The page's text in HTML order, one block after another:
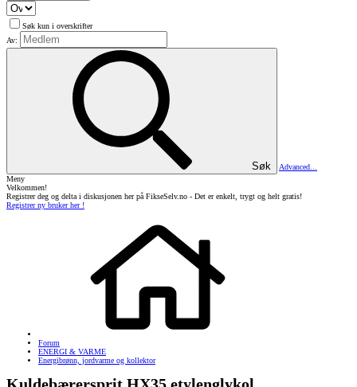
Søk kun i overskrifter
Av:
Søk
Advanced...
Meny
Velkommen!
Registrer deg og delta i diskusjonen her på FikseSelv.no - Det er enkelt, trygt og helt gratis!
Registrer ny bruker her !
Forum
ENERGI & VARME
Energibrønn, jordvarme og kollektor